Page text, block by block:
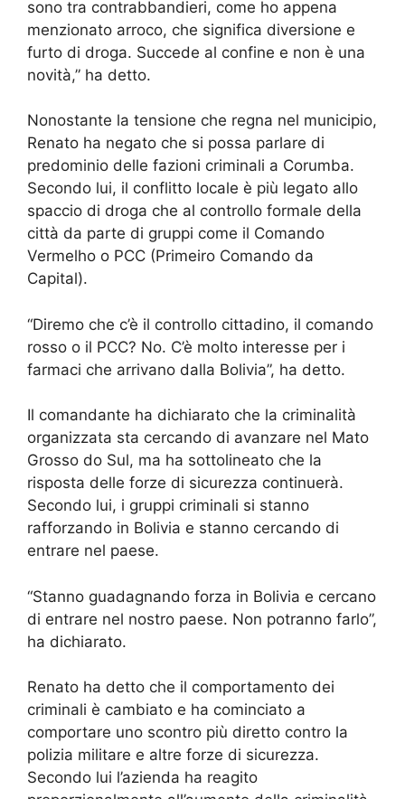
sono tra contrabbandieri, come ho appena
menzionato arroco, che significa diversione e
furto di droga. Succede al confine e non è una
novità,” ha detto.
Nonostante la tensione che regna nel municipio,
Renato ha negato che si possa parlare di
predominio delle fazioni criminali a Corumba.
Secondo lui, il conflitto locale è più legato allo
spaccio di droga che al controllo formale della
città da parte di gruppi come il Comando
Vermelho o PCC (Primeiro Comando da
Capital).
“Diremo che c’è il controllo cittadino, il comando
rosso o il PCC? No. C’è molto interesse per i
farmaci che arrivano dalla Bolivia”, ha detto.
Il comandante ha dichiarato che la criminalità
organizzata sta cercando di avanzare nel Mato
Grosso do Sul, ma ha sottolineato che la
risposta delle forze di sicurezza continuerà.
Secondo lui, i gruppi criminali si stanno
rafforzando in Bolivia e stanno cercando di
entrare nel paese.
“Stanno guadagnando forza in Bolivia e cercano
di entrare nel nostro paese. Non potranno farlo”,
ha dichiarato.
Renato ha detto che il comportamento dei
criminali è cambiato e ha cominciato a
comportare uno scontro più diretto contro la
polizia militare e altre forze di sicurezza.
Secondo lui l’azienda ha reagito